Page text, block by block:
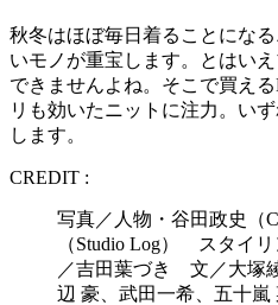
秋冬はほぼ毎日着ることにな
いモノが重宝します。とはい
できませんよね。そこで買え
リも効いたニットに注力。い
します。
CREDIT :
写真／人物・谷田政史（
（Studio Log） スタイ
／吉田葉づき 文／大塚
辺 豪、武田一希、五十嵐